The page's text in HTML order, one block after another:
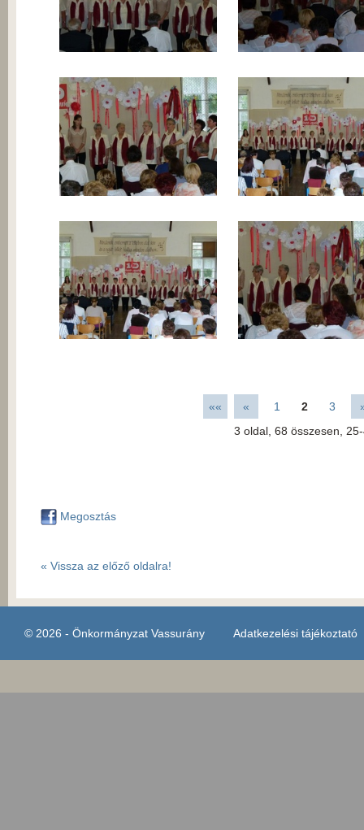
«« « 1 2 3
3 oldal, 68 összesen,
Megosztás
« Vissza az előző oldalra!
© 2026 - Önkormányzat Vassurány Adatkezelési tájékoztató